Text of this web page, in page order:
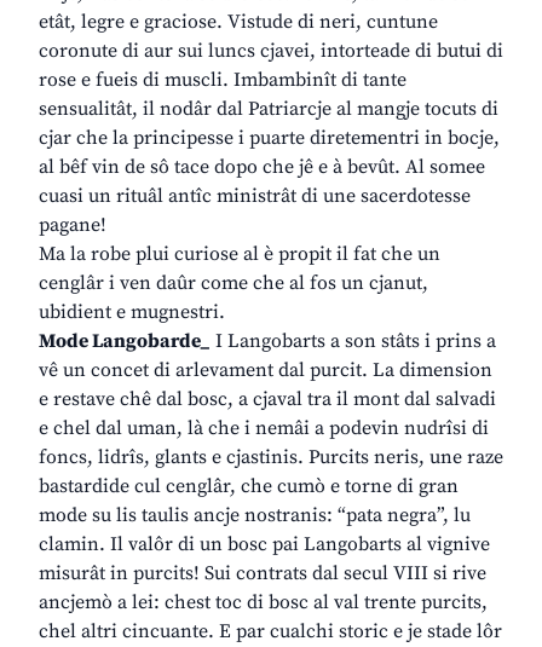
etât, legre e graciose. Vistude di neri, cuntune
coronute di aur sui luncs cjavei, intorteade di butui di
rose e fueis di muscli. Imbambinît di tante
sensualitât, il nodâr dal Patriarcje al mangje tocuts di
cjar che la principesse i puarte diretementri in bocje,
al bêf vin de sô tace dopo che jê e à bevût. Al somee
cuasi un rituâl antîc ministrât di une sacerdotesse
pagane!
Ma la robe plui curiose al è propit il fat che un
cenglâr i ven daûr come che al fos un cjanut,
ubidient e mugnestri.
Mode Langobarde_ I Langobarts a son stâts i prins a
vê un concet di arlevament dal purcit. La dimension
e restave chê dal bosc, a cjaval tra il mont dal salvadi
e chel dal uman, là che i nemâi a podevin nudrîsi di
foncs, lidrîs, glants e cjastinis. Purcits neris, une raze
bastardide cul cenglâr, che cumò e torne di gran
mode su lis taulis ancje nostranis: “pata negra”, lu
clamin. Il valôr di un bosc pai Langobarts al vignive
misurât in purcits! Sui contrats dal secul VIII si rive
ancjemò a lei: chest toc di bosc al val trente purcits,
chel altri cincuante. E par cualchi storic e je stade lôr